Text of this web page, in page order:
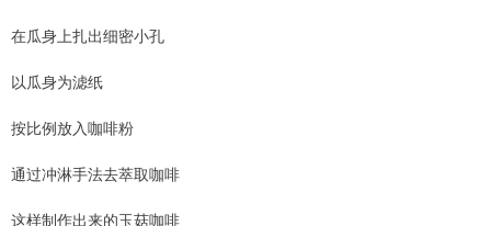
在瓜身上扎出细密小孔
以瓜身为滤纸
按比例放入咖啡粉
通过冲淋手法去萃取咖啡
这样制作出来的玉菇咖啡